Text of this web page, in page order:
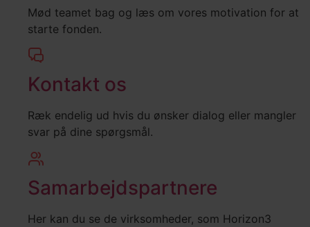
Mød teamet bag og læs om vores motivation for at
starte fonden.
Kontakt os
Ræk endelig ud hvis du ønsker dialog eller mangler
svar på dine spørgsmål.
Samarbejdspartnere
Her kan du se de virksomheder, som Horizon3